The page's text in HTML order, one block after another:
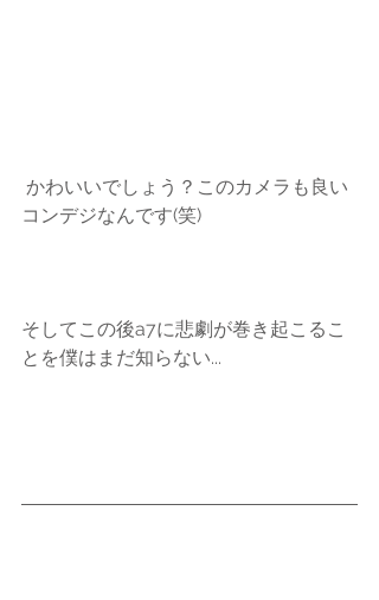
コンデジなんです(笑)
そしてこの後a7に悲劇が巻き起こるこ
とを僕はまだ知らない...